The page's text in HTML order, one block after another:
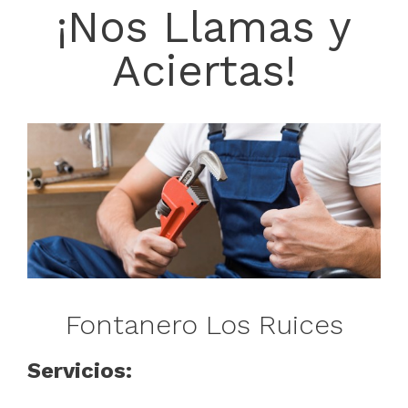
¡Nos Llamas y
Aciertas!
Fontanero Los Ruices
Servicios: